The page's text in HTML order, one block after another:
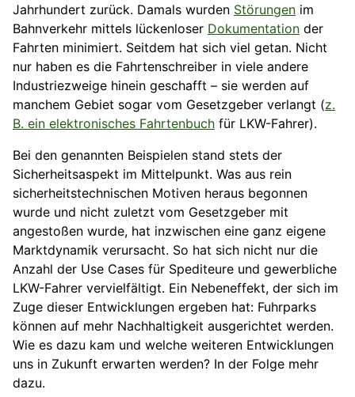
Jahrhundert zurück. Damals wurden Störungen im
Bahnverkehr mittels lückenloser Dokumentation der
Fahrten minimiert. Seitdem hat sich viel getan. Nicht
nur haben es die Fahrtenschreiber in viele andere
Industriezweige hinein geschafft – sie werden auf
manchem Gebiet sogar vom Gesetzgeber verlangt (z.
B. ein elektronisches Fahrtenbuch für LKW-Fahrer).
Bei den genannten Beispielen stand stets der
Sicherheitsaspekt im Mittelpunkt. Was aus rein
sicherheitstechnischen Motiven heraus begonnen
wurde und nicht zuletzt vom Gesetzgeber mit
angestoßen wurde, hat inzwischen eine ganz eigene
Marktdynamik verursacht. So hat sich nicht nur die
Anzahl der Use Cases für Spediteure und gewerbliche
LKW-Fahrer vervielfältigt. Ein Nebeneffekt, der sich im
Zuge dieser Entwicklungen ergeben hat: Fuhrparks
können auf mehr Nachhaltigkeit ausgerichtet werden.
Wie es dazu kam und welche weiteren Entwicklungen
uns in Zukunft erwarten werden? In der Folge mehr
dazu.